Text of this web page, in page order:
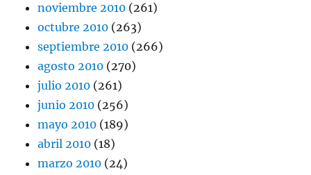
noviembre 2010 (261)
octubre 2010 (263)
septiembre 2010 (266)
agosto 2010 (270)
julio 2010 (261)
junio 2010 (256)
mayo 2010 (189)
abril 2010 (18)
marzo 2010 (24)